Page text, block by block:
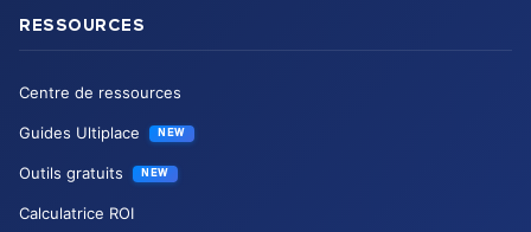
RESSOURCES
Centre de ressources
Guides Ultiplace NEW
Outils gratuits NEW
Calculatrice ROI